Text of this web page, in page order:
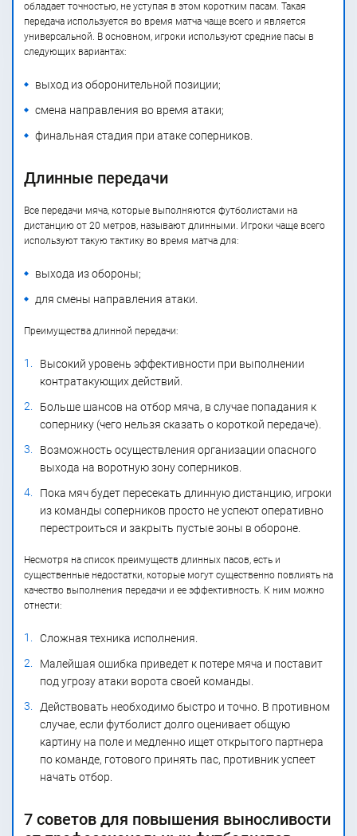
обладает точностью, не уступая в этом коротким пасам. Такая
передача используется во время матча чаще всего и является
универсальной. В основном, игроки используют средние пасы в
следующих вариантах:
выход из оборонительной позиции;
смена направления во время атаки;
финальная стадия при атаке соперников.
Длинные передачи
Все передачи мяча, которые выполняются футболистами на
дистанцию от 20 метров, называют длинными. Игроки чаще всего
используют такую тактику во время матча для:
выхода из обороны;
для смены направления атаки.
Преимущества длинной передачи:
Высокий уровень эффективности при выполнении
контратакующих действий.
Больше шансов на отбор мяча, в случае попадания к
сопернику (чего нельзя сказать о короткой передаче).
Возможность осуществления организации опасного
выхода на воротную зону соперников.
Пока мяч будет пересекать длинную дистанцию, игроки
из команды соперников просто не успеют оперативно
перестроиться и закрыть пустые зоны в обороне.
Несмотря на список преимуществ длинных пасов, есть и
существенные недостатки, которые могут существенно повлиять на
качество выполнения передачи и ее эффективность. К ним можно
отнести:
Сложная техника исполнения.
Малейшая ошибка приведет к потере мяча и поставит
под угрозу атаки ворота своей команды.
Действовать необходимо быстро и точно. В противном
случае, если футболист долго оценивает общую
картину на поле и медленно ищет открытого партнера
по команде, готового принять пас, противник успеет
начать отбор.
7 советов для повышения выносливости